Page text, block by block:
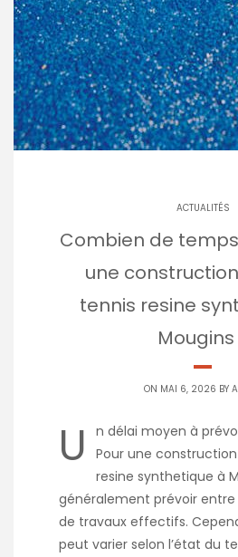
ACTUALITÉS
Combien de
une
tennis resine
Mougins
ON MAI 6, 2026 BY
U
n délai moyen à
Pour une
resine synthetique à
généralement prévoir
de travaux effectifs.
peut varier selon l’état du